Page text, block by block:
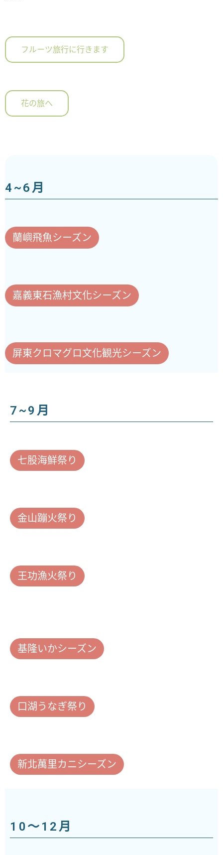
フルーツ旅行に行きます
花の旅へ
4~6月
蘭嶼飛魚シーズン
嘉義東石漁村文化シーズン
屏東クロマグロ文化観光シーズン
7~9月
七股海鮮祭り
金山蹦火祭り
王功漁火祭り
基隆いかシーズン
口湖うなぎ祭り
新北萬里カニシーズン
10～12月